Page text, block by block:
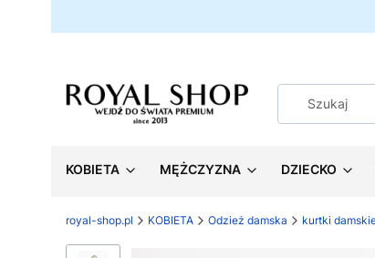
KOBIETA MĘŻCZYZNA DZIECKO
royal-shop.pl KOBIETA Odzież damska kurtki